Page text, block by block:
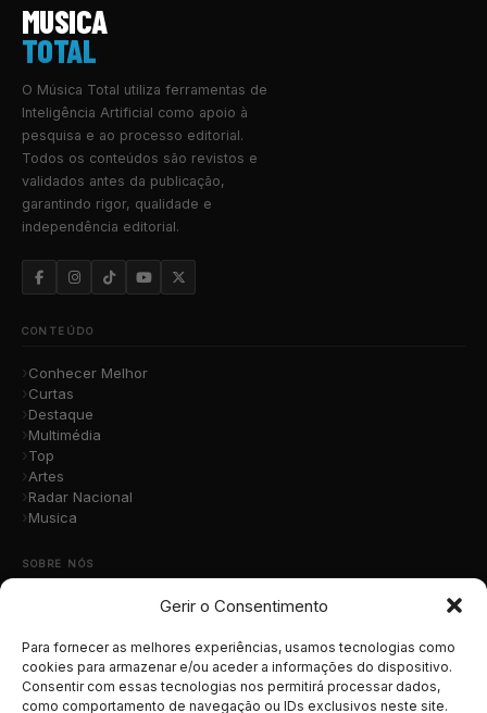
Gerir o Consentimento
Para fornecer as melhores experiências, usamos tecnologias como
cookies para armazenar e/ou aceder a informações do dispositivo.
Consentir com essas tecnologias nos permitirá processar dados,
como comportamento de navegação ou IDs exclusivos neste site.
MUSICA
TOTAL
O Música Total utiliza ferramentas de
Inteligência Artificial como apoio à
pesquisa e ao processo editorial.
Todos os conteúdos são revistos e
validados antes da publicação,
garantindo rigor, qualidade e
independência editorial.
CONTEÚDO
Conhecer Melhor
Curtas
Destaque
Multimédia
Top
Artes
Radar Nacional
Musica
SOBRE NÓS
Contacto
Submete a Tua Música
Publicidade
Apoiar o Projeto